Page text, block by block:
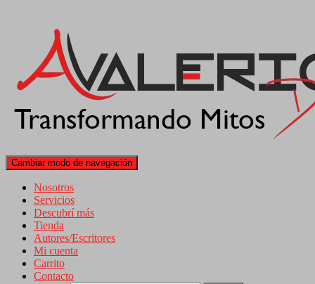
Cambiar modo de navegación
Nosotros
Servicios
Descubrí más
Tienda
Autores/Escritores
Mi cuenta
Carrito
Contacto